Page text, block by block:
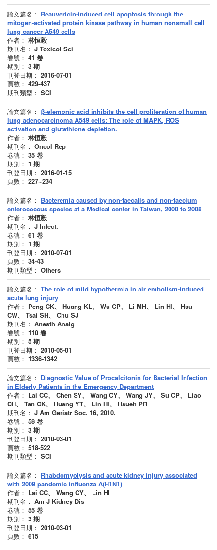
論文篇名： Beauvericin-induced cell apoptosis through the
mitogen-activated protein kinase pathway in human nonsmall cell
lung cancer A549 cells
作者： 林恒毅
期刊名： J Toxicol Sci
卷號： 41 卷
期別： 3 期
刊登日期： 2016-07-01
頁數： 429-437
期刊類型： SCI
論文篇名： β-elemonic acid inhibits the cell proliferation of human
lung adenocarcinoma A549 cells: The role of MAPK, ROS
activation and glutathione depletion.
作者： 林恒毅
期刊名： Oncol Rep
卷號： 35 卷
期別： 1 期
刊登日期： 2016-01-15
頁數： 227~234
論文篇名： Bacteremia caused by non-faecalis and non-faecium
enterococcus species at a Medical center in Taiwan, 2000 to 2008
作者： 林恒毅
期刊名： J Infect.
卷號： 61 卷
期別： 1 期
刊登日期： 2010-07-01
頁數： 34-43
期刊類型： Others
論文篇名： The role of mild hypothermia in air embolism-induced
acute lung injury
作者： Peng CK、 Huang KL、 Wu CP、 Li MH、 Lin HI、 Hsu
CW、 Tsai SH、 Chu SJ
期刊名： Anesth Analg
卷號： 110 卷
期別： 5 期
刊登日期： 2010-05-01
頁數： 1336-1342
論文篇名： Diagnostic Value of Procalcitonin for Bacterial Infection
in Elderly Patients in the Emergency Department
作者： Lai CC、 Chen SY、 Wang CY、 Wang JY、 Su CP、 Liao
CH、 Tan CK、 Huang YT、 Lin HI、 Hsueh PR
期刊名： J Am Geriatr Soc. 16, 2010.
卷號： 58 卷
期別： 3 期
刊登日期： 2010-03-01
頁數： 518-522
期刊類型： SCI
論文篇名： Rhabdomyolysis and acute kidney injury associated
with 2009 pandemic influenza A(H1N1)
作者： Lai CC、 Wang CY、 Lin HI
期刊名： Am J Kidney Dis
卷號： 55 卷
期別： 3 期
刊登日期： 2010-03-01
頁數： 615